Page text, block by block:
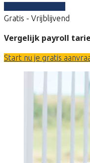
Gratis - Vrijblijvend
Vergelijk payroll
Start nu je gratis